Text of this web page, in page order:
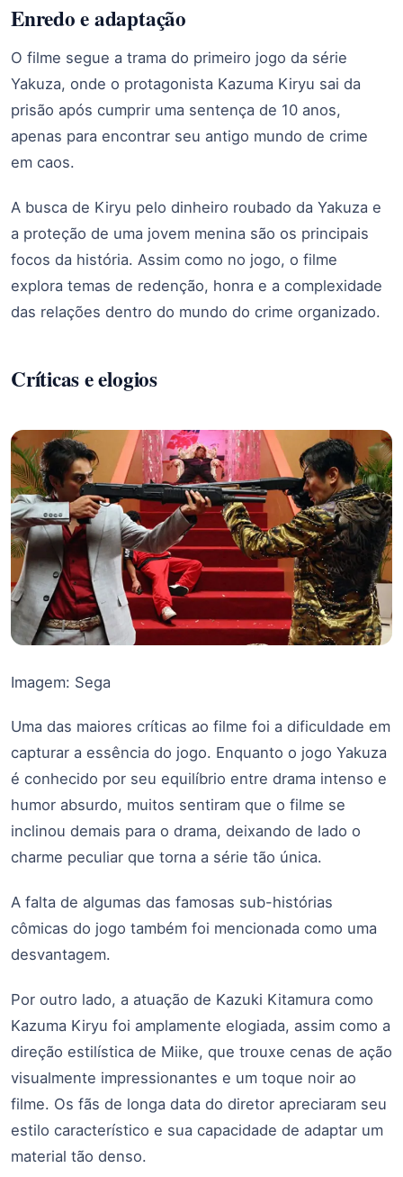
Enredo e adaptação
O filme segue a trama do primeiro jogo da série
Yakuza, onde o protagonista Kazuma Kiryu sai da
prisão após cumprir uma sentença de 10 anos,
apenas para encontrar seu antigo mundo de crime
em caos.
A busca de Kiryu pelo dinheiro roubado da Yakuza e
a proteção de uma jovem menina são os principais
focos da história. Assim como no jogo, o filme
explora temas de redenção, honra e a complexidade
das relações dentro do mundo do crime organizado.
Críticas e elogios
Imagem: Sega
Uma das maiores críticas ao filme foi a dificuldade em
capturar a essência do jogo. Enquanto o jogo Yakuza
é conhecido por seu equilíbrio entre drama intenso e
humor absurdo, muitos sentiram que o filme se
inclinou demais para o drama, deixando de lado o
charme peculiar que torna a série tão única.
A falta de algumas das famosas sub-histórias
cômicas do jogo também foi mencionada como uma
desvantagem.
Por outro lado, a atuação de Kazuki Kitamura como
Kazuma Kiryu foi amplamente elogiada, assim como a
direção estilística de Miike, que trouxe cenas de ação
visualmente impressionantes e um toque noir ao
filme. Os fãs de longa data do diretor apreciaram seu
estilo característico e sua capacidade de adaptar um
material tão denso.